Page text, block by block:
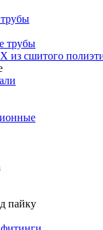
трубы
из сшитого
пайку